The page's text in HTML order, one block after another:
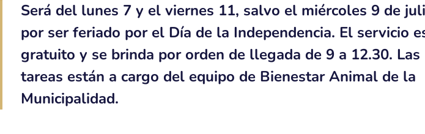
Será del lunes 7 y el viernes 11, salvo el miércoles 9 de
por ser feriado por el Día de la Independencia. El servicio
gratuito y se brinda por orden de llegada de 9 a 12.30. Las
tareas están a cargo del equipo de Bienestar Animal de la
Municipalidad.